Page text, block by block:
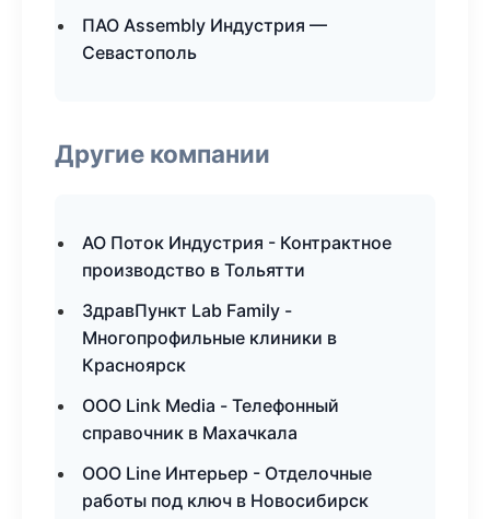
ПАО Assembly Индустрия —
Севастополь
Другие компании
АО Поток Индустрия - Контрактное
производство в Тольятти
ЗдравПункт Lab Family -
Многопрофильные клиники в
Красноярск
ООО Link Media - Телефонный
справочник в Махачкала
ООО Line Интерьер - Отделочные
работы под ключ в Новосибирск